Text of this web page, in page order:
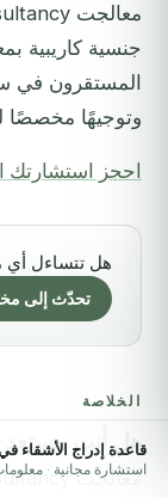
المستقرون في
وتوجيهًا مخصصًا
احجز استشارتك
هل تتساءل أي
تحدّث إلى
الخلاصة
هل أنت مستعد
قاعدة إدراج الأشقاء
استشارة مجانية ·